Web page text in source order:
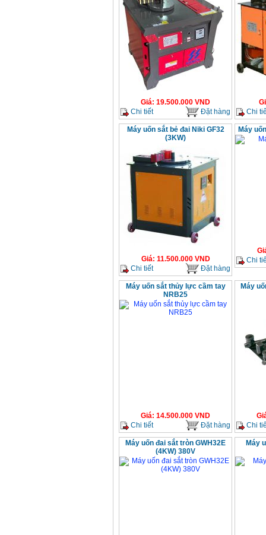
Giá: 19.500.000 VND
Chi tiết
Đặt hàng
Chi
Máy uốn sắt bẻ đai Niki GF32
(3KW)
Giá: 11.500.000VND
Chi tiết
Đặt hàng
Máy
Chi
Máy uốn sắt thủy lực cầm tay
NRB25
Giá: 14.500.000 VND
Chi tiết
Đặt hàng
Máy
Chi
Máy uốn đai sắt tròn GWH32E
(4KW) 380V
Máy